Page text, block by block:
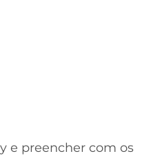
e preencher com os